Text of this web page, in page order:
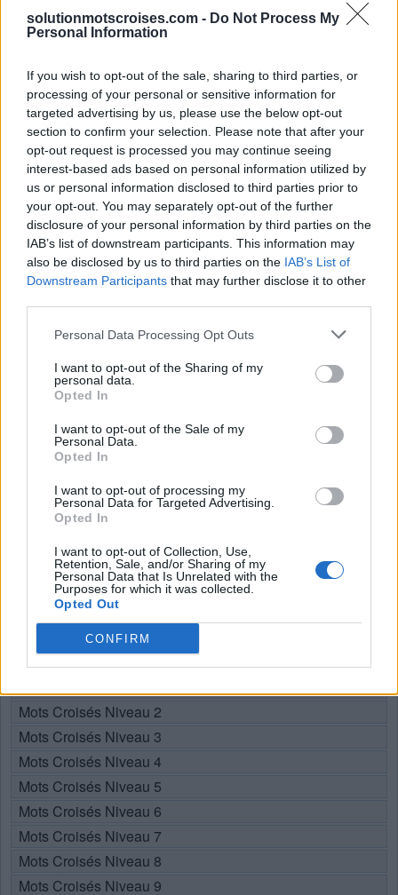
solutionmotscroises.com - Do Not Process My
Personal Information
If you wish to opt-out of the sale, sharing to third parties, or
processing of your personal or sensitive information for
targeted advertising by us, please use the below opt-out
section to confirm your selection. Please note that after your
opt-out request is processed you may continue seeing
interest-based ads based on personal information utilized by
us or personal information disclosed to third parties prior to
your opt-out. You may separately opt-out of the further
disclosure of your personal information by third parties on the
IAB’s list of downstream participants. This information may
also be disclosed by us to third parties on the IAB’s List of
Downstream Participants that may further disclose it to other
Personal Data Processing Opt Outs
I want to opt-out of the Sharing of my
personal data.
Opted In
I want to opt-out of the Sale of my
Personal Data.
Opted In
I want to opt-out of processing my
Personal Data for Targeted Advertising.
Opted In
I want to opt-out of Collection, Use,
Retention, Sale, and/or Sharing of my
Personal Data that Is Unrelated with the
Purposes for which it was collected.
Opted Out
CONFIRM
Recherche par lettres. Entrez
toutes les lettres du puzzle:
Recherche
puzzle:
Chercher
Sélectionnez votre puzzle:
Puzzle introuvable.
Choisissez votre niveau:
Mots Croisés Niveau 2
Mots Croisés Niveau 3
Mots Croisés Niveau 4
Mots Croisés Niveau 5
Mots Croisés Niveau 6
Mots Croisés Niveau 7
Mots Croisés Niveau 8
Mots Croisés Niveau 9